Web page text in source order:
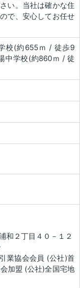
い。当社は確かな住
で、安心してお任せ
校(約655ｍ / 徒歩9
中学校(約860ｍ / 徒
和２丁目４０－１２
業協会会員 (公社)首
加盟 (公社)全国宅地